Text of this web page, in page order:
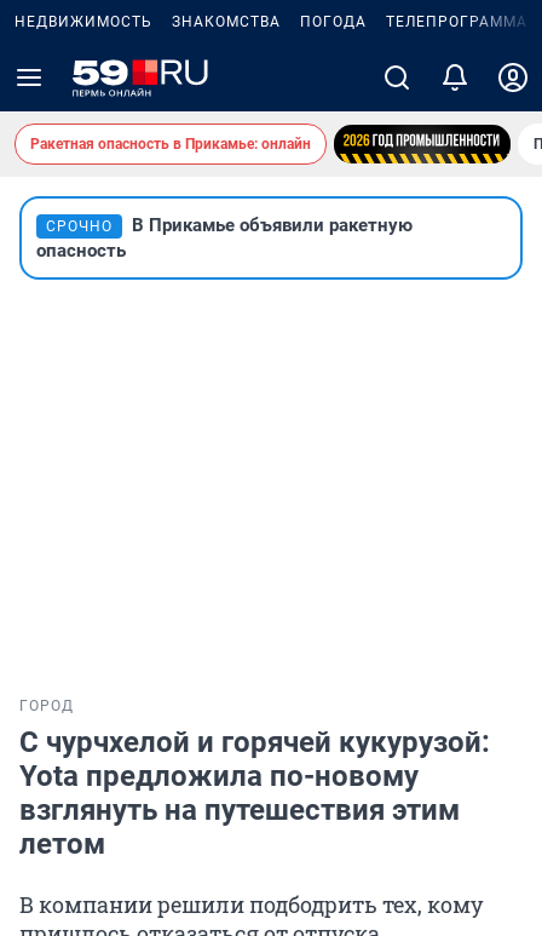
НЕДВИЖИМОСТЬ ЗНАКОМСТВА ПОГОДА ТЕЛЕПРОГРАММА
Ракетная опасность в Прикамье: онлайн
СРОЧНО
В Прикамье объявили ракетную
опасность
ГОРОД
С чурчхелой и горячей кукурузой:
Yota предложила по-новому
взглянуть на путешествия этим
летом
В компании решили подбодрить тех, кому